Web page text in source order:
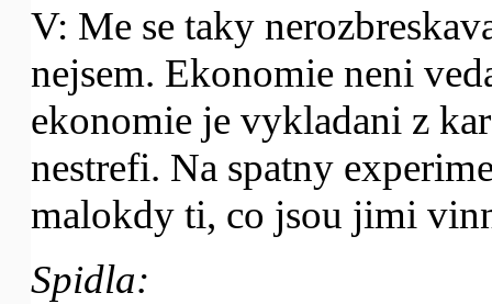
V: Me se taky
nejsem. Ekonomie neni
ekonomie je vykladani z
nestrefi. Na spatny
malokdy ti, co jsou jimi
Spidla: